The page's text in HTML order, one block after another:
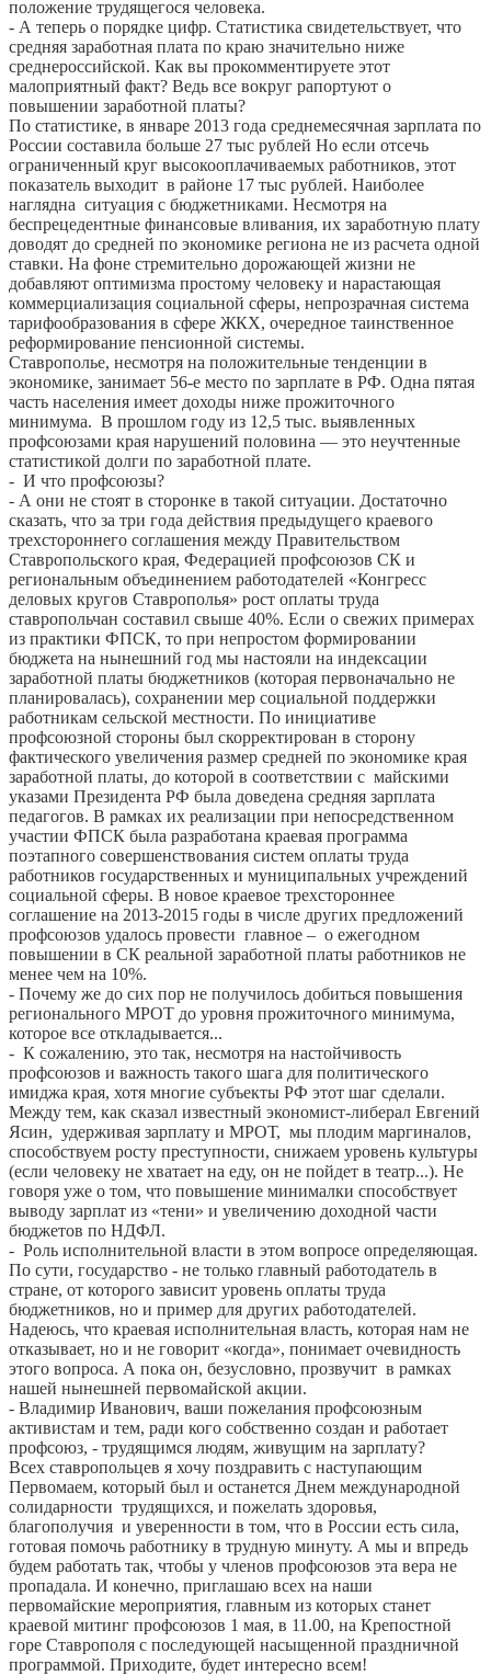
положение трудящегося человека.
- А теперь о порядке цифр. Статистика свидетельствует, что
средняя заработная плата по краю значительно ниже
среднероссийской. Как вы прокомментируете этот
малоприятный факт? Ведь все вокруг рапортуют о
повышении заработной платы?
По статистике, в январе 2013 года среднемесячная зарплата по
России составила больше 27 тыс рублей Но если отсечь
ограниченный круг высокооплачиваемых работников, этот
показатель выходит в районе 17 тыс рублей. Наиболее
наглядна ситуация с бюджетниками. Несмотря на
беспрецедентные финансовые вливания, их заработную плату
доводят до средней по экономике региона не из расчета одной
ставки. На фоне стремительно дорожающей жизни не
добавляют оптимизма простому человеку и нарастающая
коммерциализация социальной сферы, непрозрачная система
тарифообразования в сфере ЖКХ, очередное таинственное
реформирование пенсионной системы.
Ставрополье, несмотря на положительные тенденции в
экономике, занимает 56-е место по зарплате в РФ. Одна пятая
часть населения имеет доходы ниже прожиточного
минимума. В прошлом году из 12,5 тыс. выявленных
профсоюзами края нарушений половина — это неучтенные
статистикой долги по заработной плате.
- И что профсоюзы?
- А они не стоят в сторонке в такой ситуации. Достаточно
сказать, что за три года действия предыдущего краевого
трехстороннего соглашения между Правительством
Ставропольского края, Федерацией профсоюзов СК и
региональным объединением работодателей «Конгресс
деловых кругов Ставрополья» рост оплаты труда
ставропольчан составил свыше 40%. Если о свежих примерах
из практики ФПСК, то при непростом формировании
бюджета на нынешний год мы настояли на индексации
заработной платы бюджетников (которая первоначально не
планировалась), сохранении мер социальной поддержки
работникам сельской местности. По инициативе
профсоюзной стороны был скорректирован в сторону
фактического увеличения размер средней по экономике края
заработной платы, до которой в соответствии с майскими
указами Президента РФ была доведена средняя зарплата
педагогов. В рамках их реализации при непосредственном
участии ФПСК была разработана краевая программа
поэтапного совершенствования систем оплаты труда
работников государственных и муниципальных учреждений
социальной сферы. В новое краевое трехстороннее
соглашение на 2013-2015 годы в числе других предложений
профсоюзов удалось провести главное – о ежегодном
повышении в СК реальной заработной платы работников не
менее чем на 10%.
- Почему же до сих пор не получилось добиться повышения
регионального МРОТ до уровня прожиточного минимума,
которое все откладывается...
- К сожалению, это так, несмотря на настойчивость
профсоюзов и важность такого шага для политического
имиджа края, хотя многие субъекты РФ этот шаг сделали.
Между тем, как сказал известный экономист-либерал Евгений
Ясин, удерживая зарплату и МРОТ, мы плодим маргиналов,
способствуем росту преступности, снижаем уровень культуры
(если человеку не хватает на еду, он не пойдет в театр...). Не
говоря уже о том, что повышение минималки способствует
выводу зарплат из «тени» и увеличению доходной части
бюджетов по НДФЛ.
- Роль исполнительной власти в этом вопросе определяющая.
По сути, государство - не только главный работодатель в
стране, от которого зависит уровень оплаты труда
бюджетников, но и пример для других работодателей.
Надеюсь, что краевая исполнительная власть, которая нам не
отказывает, но и не говорит «когда», понимает очевидность
этого вопроса. А пока он, безусловно, прозвучит в рамках
нашей нынешней первомайской акции.
- Владимир Иванович, ваши пожелания профсоюзным
активистам и тем, ради кого собственно создан и работает
профсоюз, - трудящимся людям, живущим на зарплату?
Всех ставропольцев я хочу поздравить с наступающим
Первомаем, который был и останется Днем международной
солидарности трудящихся, и пожелать здоровья,
благополучия и уверенности в том, что в России есть сила,
готовая помочь работнику в трудную минуту. А мы и впредь
будем работать так, чтобы у членов профсоюзов эта вера не
пропадала. И конечно, приглашаю всех на наши
первомайские мероприятия, главным из которых станет
краевой митинг профсоюзов 1 мая, в 11.00, на Крепостной
горе Ставрополя с последующей насыщенной праздничной
программой. Приходите, будет интересно всем!